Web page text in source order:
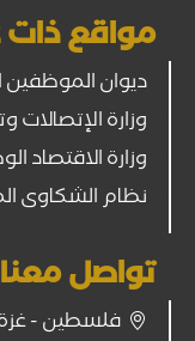
مواقع ذات
ديوان الموظفين
وزارة الإتصالات
وزارة الاقتصاد
نظام الشكاوى
تواصل معنا
فلسطين -